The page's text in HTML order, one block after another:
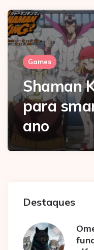
Games
Shaman
para
ano
Destaques